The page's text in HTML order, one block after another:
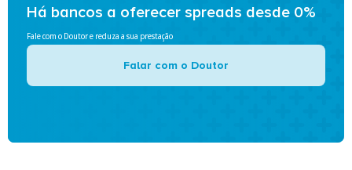
Há bancos a oferecer spreads desde 0%
Fale com o Doutor e reduza a sua prestação
Falar com o Doutor